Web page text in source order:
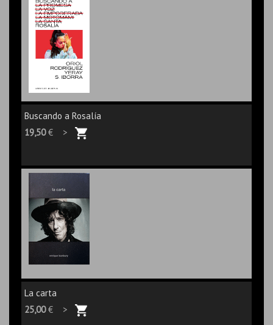
Buscando a Rosalía
19,50€ >
La carta
25,00€ >